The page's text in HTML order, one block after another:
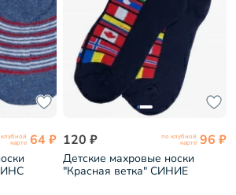
карте 64 ₽ 120 ₽ по клубной
карте 96 ₽
Детские махровые носки
"Красная ветка" СИНИЕ